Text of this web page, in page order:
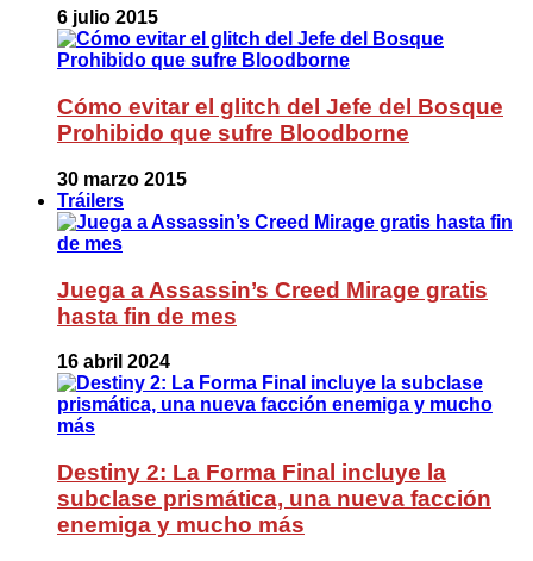
6 julio 2015
Cómo evitar el glitch del Jefe del Bosque
Prohibido que sufre Bloodborne
30 marzo 2015
Tráilers
Juega a Assassin’s Creed Mirage gratis
hasta fin de mes
16 abril 2024
Destiny 2: La Forma Final incluye la
subclase prismática, una nueva facción
enemiga y mucho más